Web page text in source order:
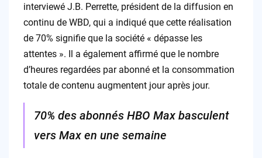
interviewé J.B. Perrette, président de la diffusion en
continu de WBD, qui a indiqué que cette réalisation
de 70% signifie que la société « dépasse les
attentes ». Il a également affirmé que le nombre
d’heures regardées par abonné et la consommation
totale de contenu augmentent jour après jour.
70% des abonnés HBO Max basculent
vers Max en une semaine